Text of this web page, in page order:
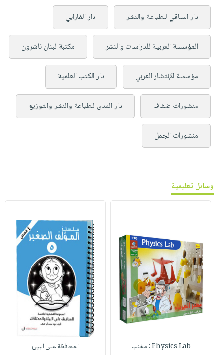
دار الساقي للطباعة والنشر دار الفارابي
المؤسسة العربية للدراسات والنشر مكتبة لبنان ناشرون
مؤسسة الإنتشار العربي دار الكتب العلمية
منشورات ضفاف دار المدى للطباعة والنشر والتوزيع
منشورات الجمل
وسائل تعليمية
Physics Lab : مختب المحافظة على البيئ